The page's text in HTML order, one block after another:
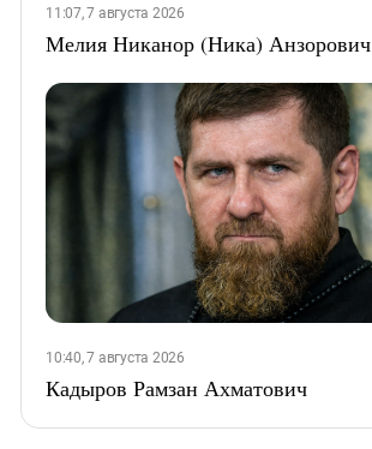
11:07, 7 августа 2026
Мелия Никанор (Ника) Анзорович
10:40, 7 августа 2026
Кадыров Рамзан Ахматович